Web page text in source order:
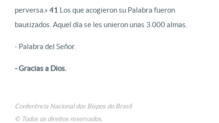
perversa.» 41 Los que acogieron su Palabra fueron
bautizados. Aquel día se les unieron unas 3.000 almas.
- Palabra del Señor.
- Gracias a Dios.
Conferência Nacional dos Bispos do Brasil
© Todos os direitos reservados.